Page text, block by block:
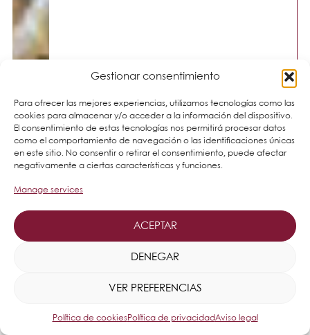
Gestionar consentimiento
Para ofrecer las mejores experiencias, utilizamos tecnologías como las
cookies para almacenar y/o acceder a la información del dispositivo.
El consentimiento de estas tecnologías nos permitirá procesar datos
como el comportamiento de navegación o las identificaciones únicas
en este sitio. No consentir o retirar el consentimiento, puede afectar
negativamente a ciertas características y funciones.
Manage services
ACEPTAR
DENEGAR
VER PREFERENCIAS
Política de cookiesPolítica de privacidadAviso legal